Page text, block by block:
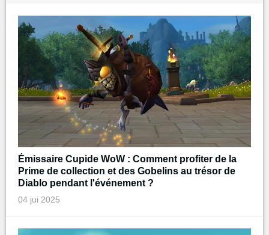
Émissaire Cupide WoW : Comment profiter de la
Prime de collection et des Gobelins au trésor de
Diablo pendant l'événement ?
04 jui 2025